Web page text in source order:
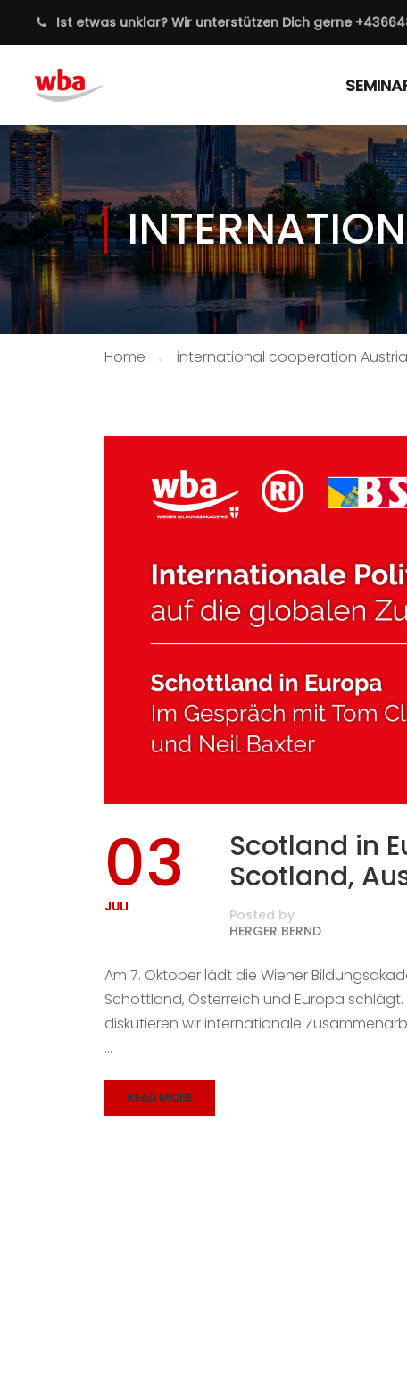
Ist etwas unklar? Wir unterstützen Dich gerne
Home international cooperation Austria
03
JULI
Scotland in
Scotland,
Posted by
HERGER BERND
Am 7. Oktober lädt die Wiener
Schottland, Österreich und Europa
diskutieren wir internationale
…
READ MORE